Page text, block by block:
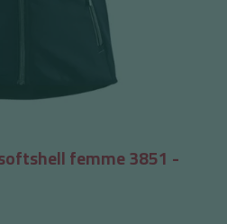
femme 3851 -